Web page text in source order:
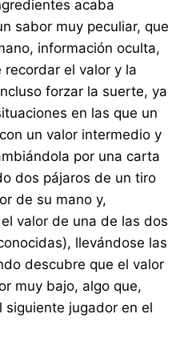
acaba
sabor muy peculiar, que
información oculta,
el valor y la
forzar la suerte, ya
en las que un
un valor intermedio y
por una carta
dos pájaros de un tiro
de su mano y,
valor de una de las dos
llevándose las
descubre que el valor
muy bajo, algo que,
siguiente jugador en el